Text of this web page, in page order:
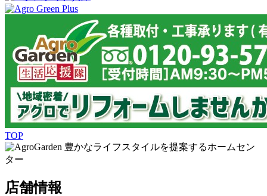
TOP
豊かなライフスタイルを提案するホームセン
ター
店舗情報